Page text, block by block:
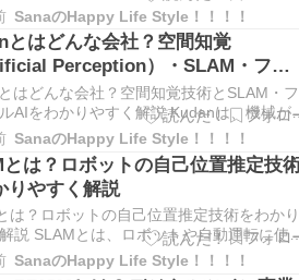
を把握しながら周囲の地図を作る技術で
式名称はSimultaneous Localization and
です。 この技術はロボット、自動運転、
な…
SanaのHappy Life Style！！！！
とはどんな会社？空間知覚
Perception）・SLAM・フィ
AI技術をわかりやすく解説
はどんな会社？空間知覚技術とSLAM・フ
AIをわかりやすく解説 Kudanは、機械が
理解するための空間知覚（Artificial
）技術を開発するDeepTech企業です。
はロボットや自動運転などの「機械の目
能…
SanaのHappy Life Style！！！！
は？ロボットの自己位置推定技
りやすく解説
は？ロボットの自己位置推定技術をわか
説 SLAMとは、ロボットや自動運転に使
な技術です。 SLAMは Simultaneous
and Mapping の略で、日本語では 自
SanaのHappy Life Style！！！！